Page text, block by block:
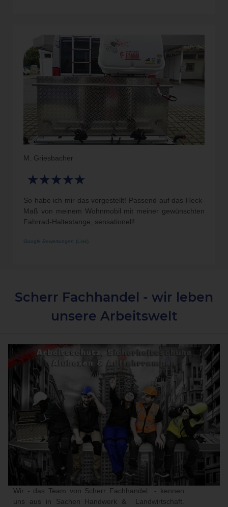
M. Griesbacher
So habe ich mir das vorgestellt! Passend auf das Heck-
Maß von meinem Wohnmobil mit meiner gewünschten
Fahrrad-Haltestange, sensationell!
Google Bewertungen (Link)
Scherr Fachhandel - wir leben
unsere Arbeitswelt
Wir - das Team von Scherr Fachhandel - kennen
uns aus in Sachen Handwerk & Landwirtschaft.